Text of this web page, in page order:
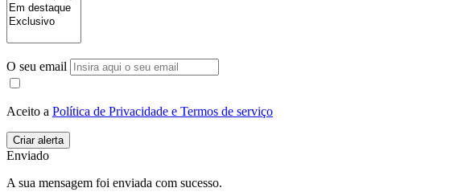
O seu email
Aceito a Política de Privacidade e Termos de serviço
Enviado
A sua mensagem foi enviada com sucesso.